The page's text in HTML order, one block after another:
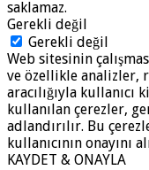
saklamaz.
Gerekli değil
Gerekli değil
Web sitesinin
ve özellikle analizler,
aracılığıyla
kullanılan çerezler,
adlandırılır. Bu
kullanıcının onayını
KAYDET & ONAYLA